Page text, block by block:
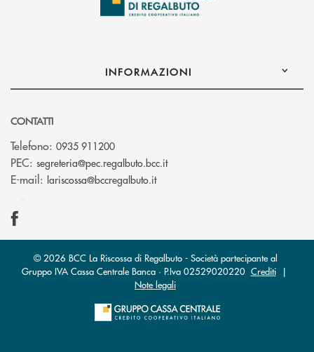
INFORMAZIONI
CONTATTI
Telefono: 0935 911200
PEC: segreteria@pec.regalbuto.bcc.it(si apre l’app di posta
E-mail: lariscossa@bccregalbuto.it(si apre l’app di posta
© 2026 BCC La Riscossa di Regalbuto - Società partecipante al
Gruppo IVA Cassa Centrale Banca · P.Iva 02529020220 Crediti|
Note legali